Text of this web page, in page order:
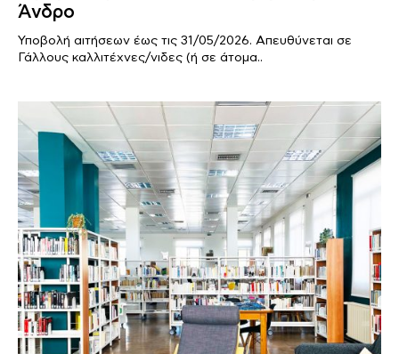
Άνδρο
Υποβολή αιτήσεων έως τις 31/05/2026. Απευθύνεται σε
Γάλλους καλλιτέχνες/νιδες (ή σε άτομα..